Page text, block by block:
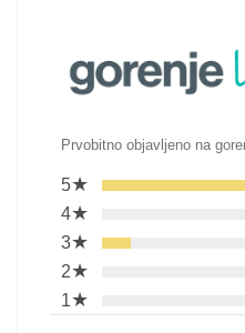
Prvobitno objavljeno na
5★
4★
3★
2★
1★